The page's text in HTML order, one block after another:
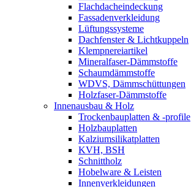
Flachdacheindeckung
Fassadenverkleidung
Lüftungssysteme
Dachfenster & Lichtkuppeln
Klempnereiartikel
Mineralfaser-Dämmstoffe
Schaumdämmstoffe
WDVS, Dämmschüttungen
Holzfaser-Dämmstoffe
Innenausbau & Holz
Trockenbauplatten & -profile
Holzbauplatten
Kalziumsilikatplatten
KVH, BSH
Schnittholz
Hobelware & Leisten
Innenverkleidungen